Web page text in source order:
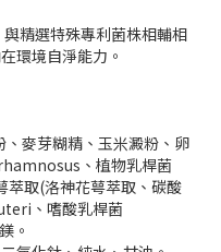
精選特殊專利菌株相輔相
環境自淨能力。
麥芽糊精、玉米澱粉、卵
、植物乳桿菌
取(洛神花萼萃取、碳酸
、嗜酸乳桿菌
。